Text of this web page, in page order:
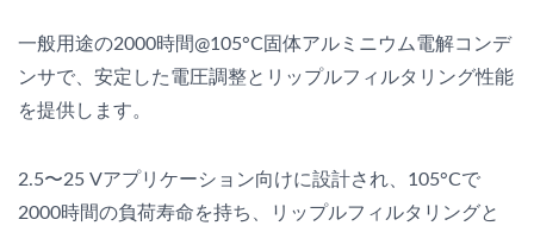
一般用途の2000時間@105°C固体アルミニウム電解コンデ
ンサで、安定した電圧調整とリップルフィルタリング性能
を提供します。
2.5〜25 Vアプリケーション向けに設計され、105°Cで
2000時間の負荷寿命を持ち、リップルフィルタリングと